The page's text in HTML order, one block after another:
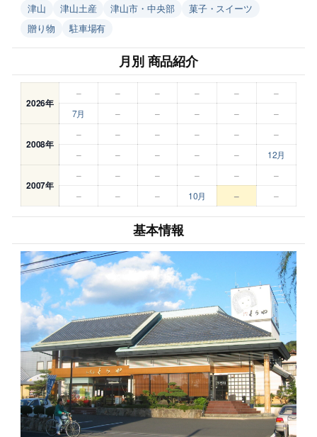
津山
津山土産 津山市・中央部
菓子・スイーツ
贈り物
駐車場有
月別 商品紹介
2026年
– – – – –
–
7月
– – – – –
2008年
– – – – –
–
–
– – – – 12月
2007年
– – – – –
–
–
– – 10月 – –
基本情報